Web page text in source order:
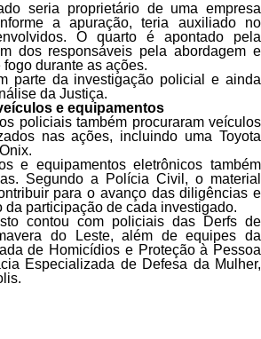
seria proprietário de uma empresa
a apuração, teria auxiliado no
O quarto é apontado pela
dos responsáveis pela abordagem e
durante as ações.
parte da investigação policial e ainda
da Justiça.
e equipamentos
policiais também procuraram veículos
nas ações, incluindo uma Toyota
e equipamentos eletrônicos também
Segundo a Polícia Civil, o material
para o avanço das diligências e
da participação de cada investigado.
contou com policiais das Derfs de
do Leste, além de equipes da
de Homicídios e Proteção à Pessoa
Especializada de Defesa da Mulher,